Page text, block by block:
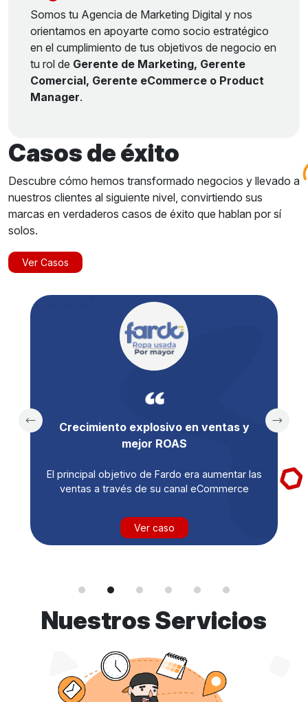
Somos tu Agencia de Marketing Digital y nos
orientamos en apoyarte como socio estratégico
en el cumplimiento de tus objetivos de negocio en
tu rol de Gerente de Marketing, Gerente
Comercial, Gerente eCommerce o Product
Manager.
Casos de éxito
Descubre cómo hemos transformado negocios y llevado a
nuestros clientes al siguiente nivel, convirtiendo sus
marcas en verdaderos casos de éxito que hablan por sí
solos.
Ver Casos
Crecimiento explosivo en ventas y
mejor ROAS
El principal objetivo de Fardo era aumentar las
ventas a través de su canal eCommerce
Ver caso
Nuestros Servicios